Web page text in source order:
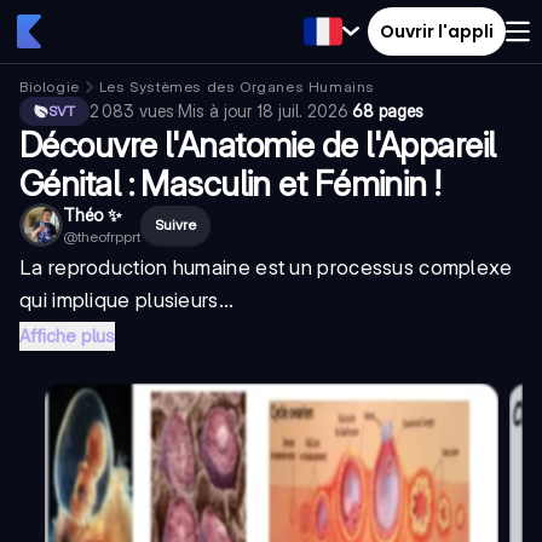
Ouvrir l'appli
Biologie
Les Systèmes des Organes Humains
SVT
2 083 vues·Mis à jour18 juil. 2026·68 pages
Découvre l'Anatomie de l'Appareil
Génital : Masculin et Féminin !
Théo ✨
@theofrpprt
Suivre
La reproduction humaine est un processus complexe
qui implique plusieurs...
Affiche plus